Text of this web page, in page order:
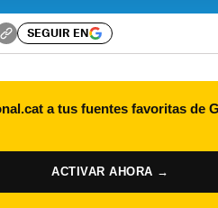
SEGUIR EN
a tus fuentes favoritas de
ACTIVAR AHORA →